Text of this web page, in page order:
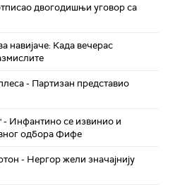
двогодишњи уговор са
навијаче: Када вечерас
- Партизан представио
- Инфантино се извинио и
одбора Фифе
- Нергор жели значајнију